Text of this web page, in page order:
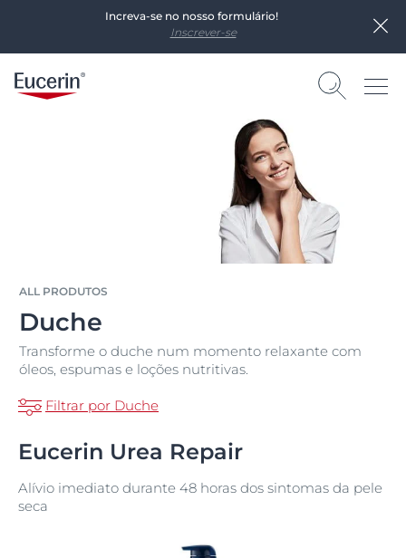
Increva-se no nosso formulário!
Inscrever-se
ALL PRODUTOS
Duche
Transforme o duche num momento relaxante com
óleos, espumas e loções nutritivas.
Filtrar por Duche
Eucerin Urea Repair
Alívio imediato durante 48 horas dos sintomas da pele
seca